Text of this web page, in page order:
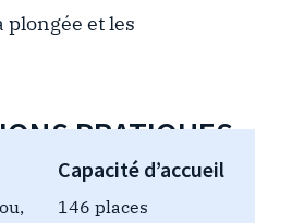
et les
PRATIQUES
Capacité d’accueil
146 places